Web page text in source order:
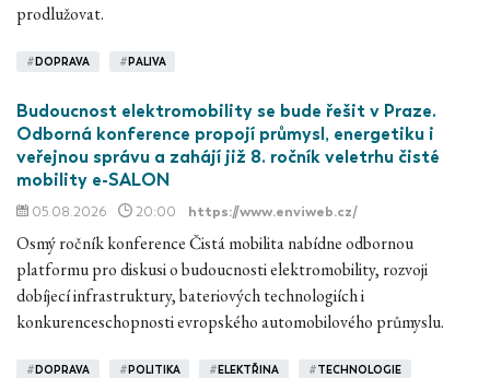
prodlužovat.
# DOPRAVA # PALIVA
Budoucnost elektromobility se bude řešit v Praze.
Odborná konference propojí průmysl, energetiku i
veřejnou správu a zahájí již 8. ročník veletrhu čisté
mobility e-SALON
05.08.2026 20:00 https://www.enviweb.cz/
Osmý ročník konference Čistá mobilita nabídne odbornou
platformu pro diskusi o budoucnosti elektromobility, rozvoji
dobíjecí infrastruktury, bateriových technologiích i
konkurenceschopnosti evropského automobilového průmyslu.
# DOPRAVA # POLITIKA # ELEKTŘINA #TECHNOLOGIE